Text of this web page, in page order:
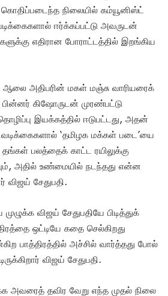
நிலையில் கம்யூனிஸ்ட்
ஈர்க்கப்பட்டு அவருடன்
எதிரான போராட்டத்தில் இறங்கிய
அதிபரின் மகள் மஞ்சு வாரியரைக்
பின்னர் கிஷோருடன் முரண்பட்டு
இயக்கத்தில் ஈடுபட்டது, அதன்
‘தமிழக மக்கள் படை’யை
தங்கள் பலத்தைக் காட்ட ரயிலுக்கு
அதில் உண்மையில் நடந்தது என்ன
விஜய் சேதுபதி.
விஜய் சேதுபதியே பிடித்துக்
ஒட்டியே கதை செல்கிறது
பாத்திரத்தில் அச்சில் வார்த்தது போல்
விஜய் சேதுபதி.
அவரைத் தவிர வேறு எந்த முதல் நிலை